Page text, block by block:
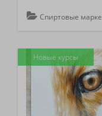
Спиртовые
Новые курсы